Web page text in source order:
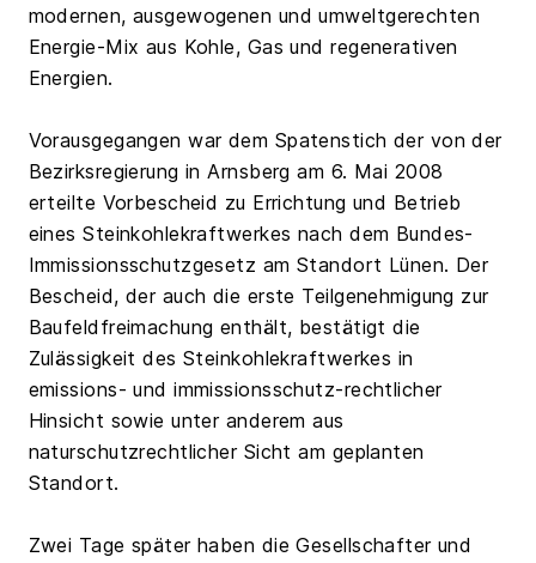
modernen, ausgewogenen und umweltgerechten
Energie-Mix aus Kohle, Gas und regenerativen
Energien.
Vorausgegangen war dem Spatenstich der von der
Bezirksregierung in Arnsberg am 6. Mai 2008
erteilte Vorbescheid zu Errichtung und Betrieb
eines Steinkohlekraftwerkes nach dem Bundes-
Immissionsschutzgesetz am Standort Lünen. Der
Bescheid, der auch die erste Teilgenehmigung zur
Baufeldfreimachung enthält, bestätigt die
Zulässigkeit des Steinkohlekraftwerkes in
emissions- und immissionsschutz-rechtlicher
Hinsicht sowie unter anderem aus
naturschutzrechtlicher Sicht am geplanten
Standort.
Zwei Tage später haben die Gesellschafter und